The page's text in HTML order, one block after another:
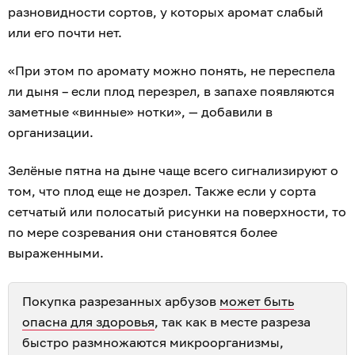
разновидности сортов, у которых аромат слабый
или его почти нет.
«При этом по аромату можно понять, не переспела
ли дыня – если плод перезрел, в запахе появляются
заметные «винные» нотки», — добавили в
организации.
Зелёные пятна на дыне чаще всего сигнализируют о
том, что плод еще не дозрел. Также если у сорта
сетчатый или полосатый рисунки на поверхности, то
по мере созревания они становятся более
выраженными.
Покупка разрезанных арбузов может быть
опасна для здоровья, так как в месте разреза
быстро размножаются микроорганизмы,